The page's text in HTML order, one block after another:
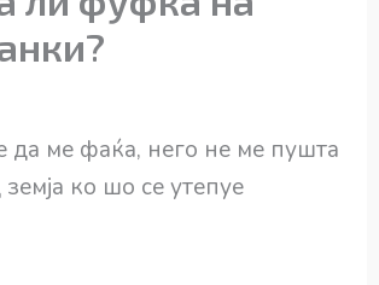
да ме фаќа, него не ме пушта
ко шо се утепуе